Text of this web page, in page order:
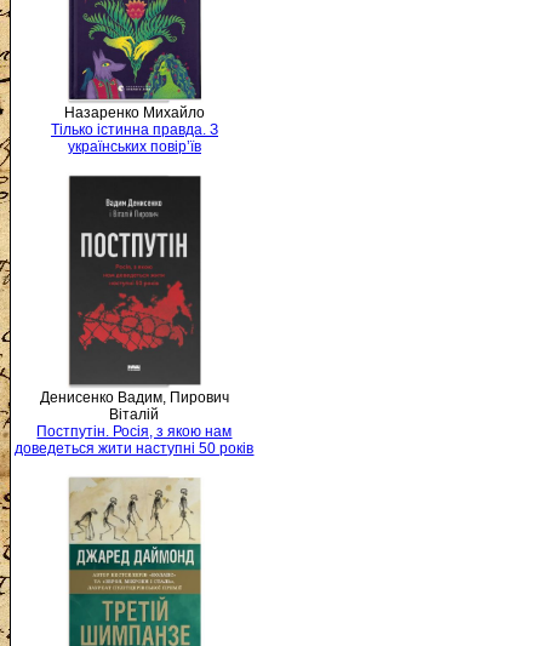
Назаренко Михайло
Тілько істинна правда. З
українських повір’їв
Денисенко Вадим, Пирович
Віталій
Постпутін. Росія, з якою нам
доведеться жити наступні 50 років